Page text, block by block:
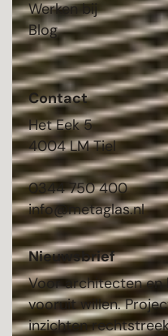
Werken bij
Blog
Contact
Het Eek 5
4004 LM Tiel
0344 750 400
info@metaglas.nl
Nieuwsbrief
Voor architecten
vooruit willen.
inzichten